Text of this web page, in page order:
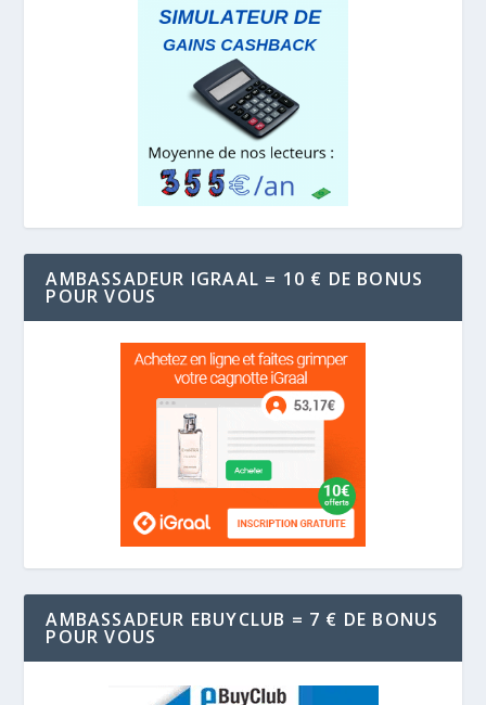
AMBASSADEUR IGRAAL = 10 € DE BONUS
POUR VOUS
AMBASSADEUR EBUYCLUB = 7 € DE BONUS
POUR VOUS